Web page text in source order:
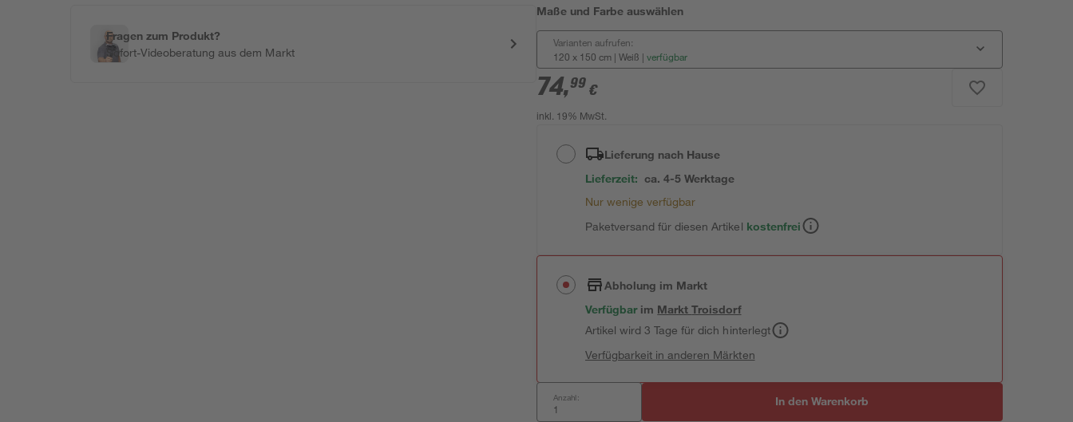
Fragen zum Produkt?
Sofort-Videoberatung aus dem Markt
Maße und Farbe auswählen
Varianten aufrufen:
120 x 150 cm | Weiß | verfügbar
74,99 €
inkl. 19% MwSt.
Lieferung nach Hause
Lieferzeit: ca. 4-5 Werktage
Nur wenige verfügbar
Paketversand für diesen Artikel kostenfrei
Abholung im Markt
Verfügbar im MarktTroisdorf
Artikel wird 3 Tage für dich hinterlegt
Verfügbarkeit in anderen Märkten
Anzahl: In den Warenkorb